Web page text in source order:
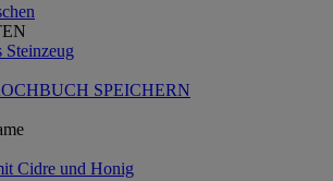
Steinzeug
SPEICHERN
Cidre und Honig